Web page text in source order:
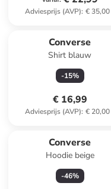
Adviesprijs (AVP): € 35,00
Converse
Shirt blauw
-15%
€ 16,99
Adviesprijs (AVP): € 20,00
Converse
Hoodie beige
-46%